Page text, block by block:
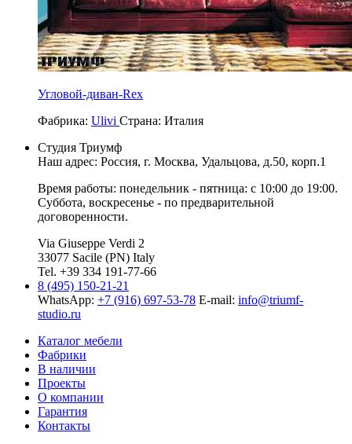
Угловой-диван-Rex
Фабрика: Ulivi Страна: Италия
Студия Триумф
Наш адрес: Россия, г. Москва, Удальцова, д.50, корп.1
Время работы: понедельник - пятница: с 10:00 до 19:00.
Суббота, воскресенье - по предварительной
договоренности.
Via Giuseppe Verdi 2
33077 Sacile (PN) Italy
Tel. +39 334 191-77-66
8 (495) 150-21-21
WhatsApp: +7 (916) 697-53-78 E-mail: info@triumf-
studio.ru
Каталог мебели
Фабрики
В наличии
Проекты
О компании
Гарантия
Контакты